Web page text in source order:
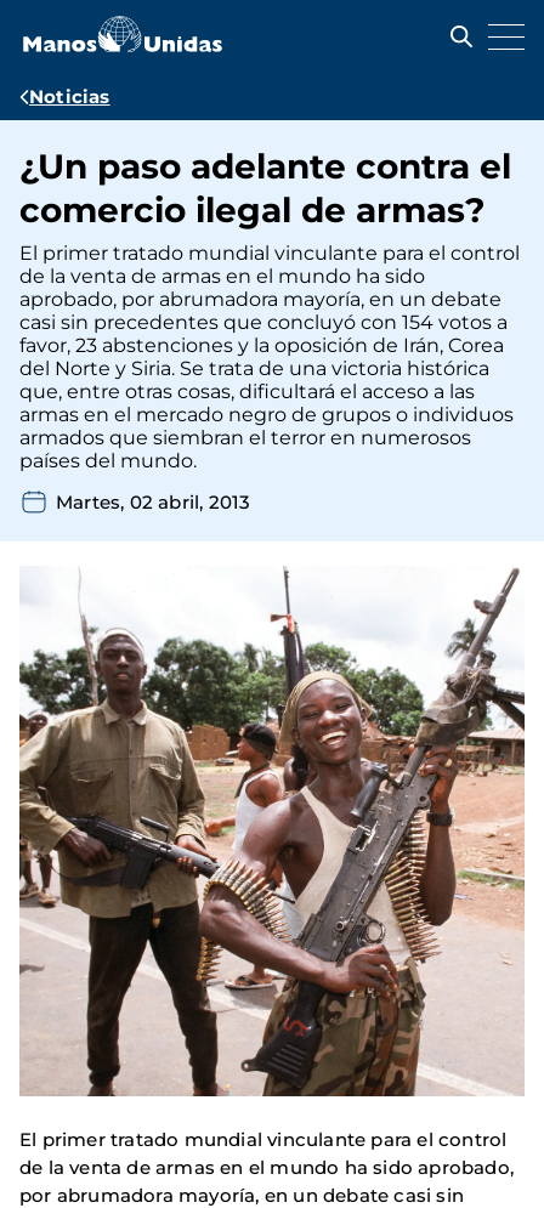
contenido
Ruta
navegación
Noticias
¿Un paso adelante contra el
comercio ilegal de armas?
El primer tratado mundial vinculante para el control
de la venta de armas en el mundo ha sido
aprobado, por abrumadora mayoría, en un debate
casi sin precedentes que concluyó con 154 votos a
favor, 23 abstenciones y la oposición de Irán, Corea
del Norte y Siria. Se trata de una victoria histórica
que, entre otras cosas, dificultará el acceso a las
armas en el mercado negro de grupos o individuos
armados que siembran el terror en numerosos
países del mundo.
Martes, 02 abril, 2013
El primer tratado mundial vinculante para el control
de la venta de armas en el mundo ha sido aprobado,
por abrumadora mayoría, en un debate casi sin